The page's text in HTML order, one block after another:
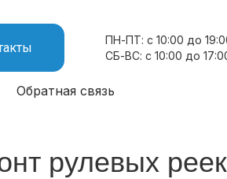
Обратная связь
ПН-ПТ: с 10:00 до
СБ-ВС: с 10:00 до
рулевых реек